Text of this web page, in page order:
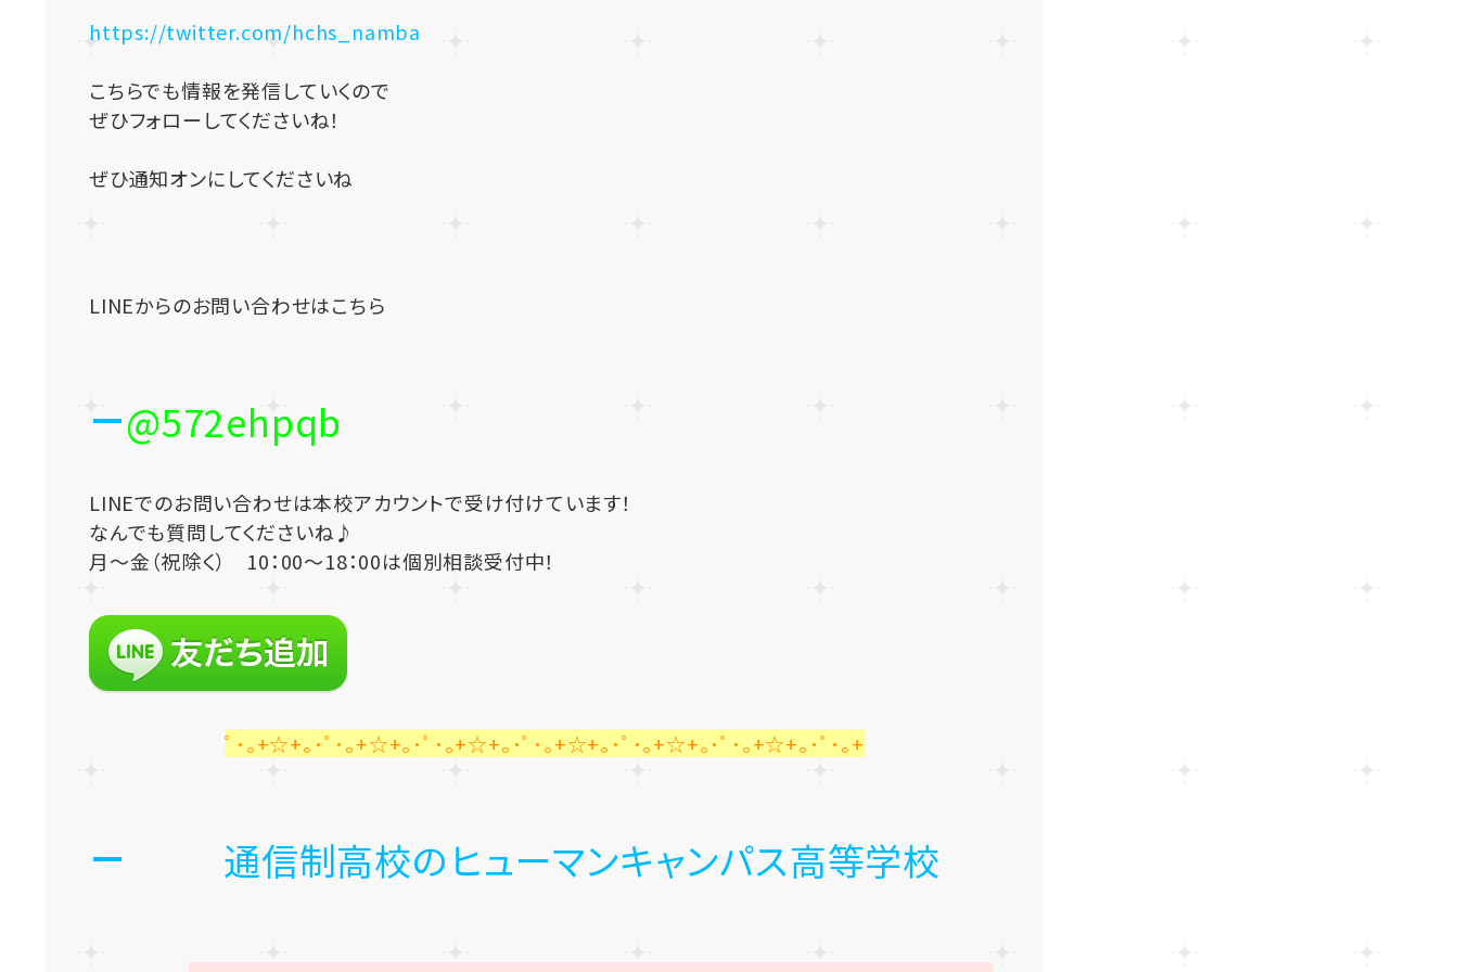
https://twitter.com/hchs_namba
こちらでも情報を発信していくので
ぜひフォローしてくださいね！
ぜひ通知オンにしてくださいね
LINEからのお問い合わせはこちら
@572ehpqb
LINEでのお問い合わせは本校アカウントで受け付けています！
なんでも質問してくださいね♪
月～金（祝除く） 10：00～18：00は個別相談受付中！
ﾟ･｡+☆+｡･ﾟ･｡+☆+｡･ﾟ･｡+☆+｡･ﾟ･｡+☆+｡･ﾟ･｡+☆+｡･ﾟ･｡+☆+｡･ﾟ･｡+
通信制高校のヒューマンキャンパス高等学校